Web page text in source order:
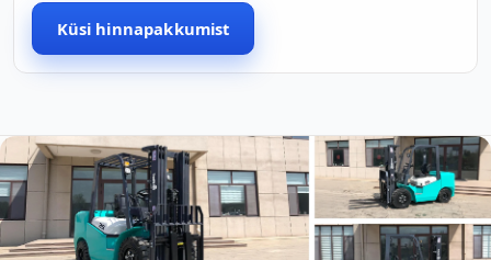
Küsi hinnapakkumist